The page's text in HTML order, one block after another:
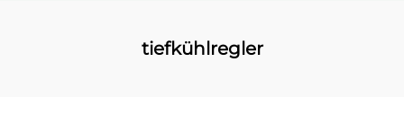
tiefkühlregler